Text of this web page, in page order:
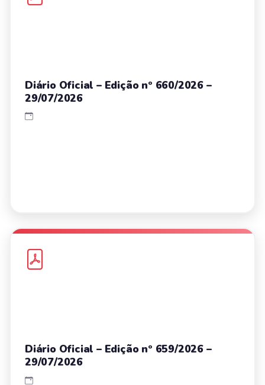
Diário Oficial – Edição nº 660/2026 –
29/07/2026
Diário Oficial – Edição nº 659/2026 –
29/07/2026